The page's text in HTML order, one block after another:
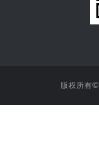
版权所有©